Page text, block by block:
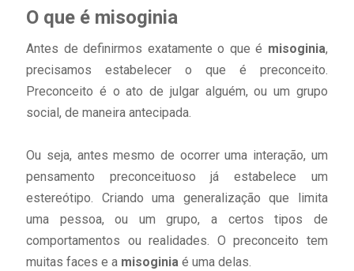
O que é misoginia
Antes de definirmos exatamente o que é misoginia,
precisamos estabelecer o que é preconceito.
Preconceito é o ato de julgar alguém, ou um grupo
social, de maneira antecipada.
Ou seja, antes mesmo de ocorrer uma interação, um
pensamento preconceituoso já estabelece um
estereótipo. Criando uma generalização que limita
uma pessoa, ou um grupo, a certos tipos de
comportamentos ou realidades. O preconceito tem
muitas faces e a misoginia é uma delas.